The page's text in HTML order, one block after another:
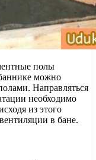
полы
можно
Направляться
необходимо
из этого
в бане.